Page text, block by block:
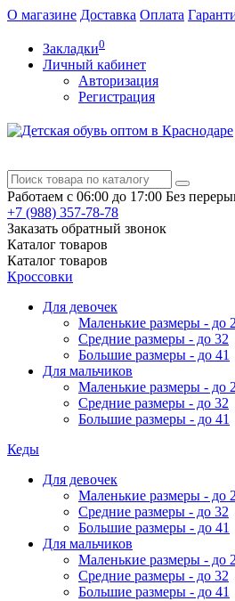
О магазине Доставка Оплата
Закладки0
Личный кабинет
Авторизация
Регистрация
Работаем с 06:00 до 17:00 Без
+7 (988) 357-78-78
Заказать обратный звонок
Каталог товаров
Каталог товаров
Кроссовки
Для девочек
Маленькие размеры - до
Средние размеры - до 32
Большие размеры - до 41
Для мальчиков
Маленькие размеры - до
Средние размеры - до 32
Большие размеры - до 41
Кеды
Для девочек
Маленькие размеры - до
Средние размеры - до 32
Большие размеры - до 41
Для мальчиков
Маленькие размеры - до
Средние размеры - до 32
Большие размеры - до 41